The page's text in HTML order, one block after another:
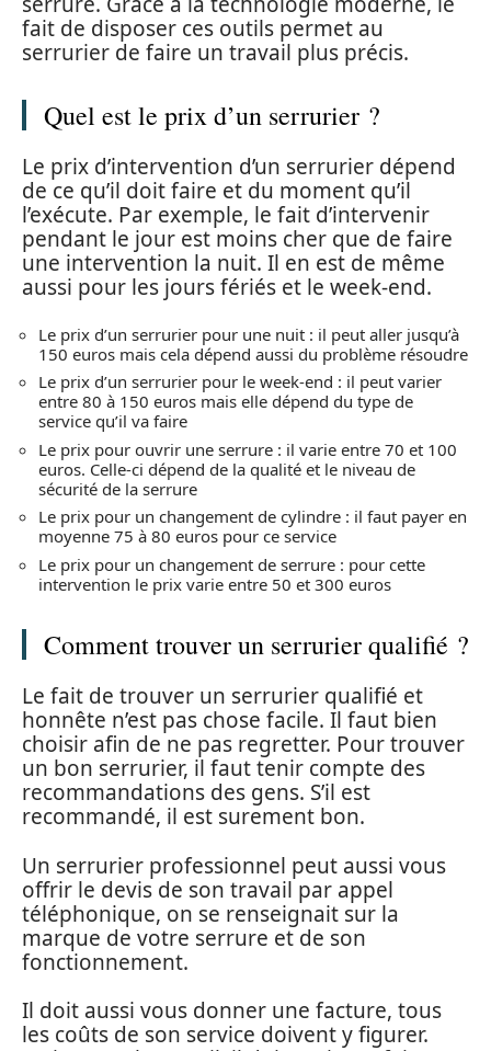
fait de disposer ces outils permet au
serrurier de faire un travail plus précis.
Quel est le prix d’un serrurier ?
Le prix d’intervention d’un serrurier dépend
de ce qu’il doit faire et du moment qu’il
l’exécute. Par exemple, le fait d’intervenir
pendant le jour est moins cher que de faire
une intervention la nuit. Il en est de même
aussi pour les jours fériés et le week-end.
Le prix d’un serrurier pour une nuit : il peut aller jusqu’à
150 euros mais cela dépend aussi du problème résoudre
Le prix d’un serrurier pour le week-end : il peut varier
entre 80 à 150 euros mais elle dépend du type de
service qu’il va faire
Le prix pour ouvrir une serrure : il varie entre 70 et 100
euros. Celle-ci dépend de la qualité et le niveau de
sécurité de la serrure
Le prix pour un changement de cylindre : il faut payer en
moyenne 75 à 80 euros pour ce service
Le prix pour un changement de serrure : pour cette
intervention le prix varie entre 50 et 300 euros
Comment trouver un serrurier qualifié ?
Le fait de trouver un serrurier qualifié et
honnête n’est pas chose facile. Il faut bien
choisir afin de ne pas regretter. Pour trouver
un bon serrurier, il faut tenir compte des
recommandations des gens. S’il est
recommandé, il est surement bon.
Un serrurier professionnel peut aussi vous
offrir le devis de son travail par appel
téléphonique, on se renseignait sur la
marque de votre serrure et de son
fonctionnement.
Il doit aussi vous donner une facture, tous
les coûts de son service doivent y figurer.